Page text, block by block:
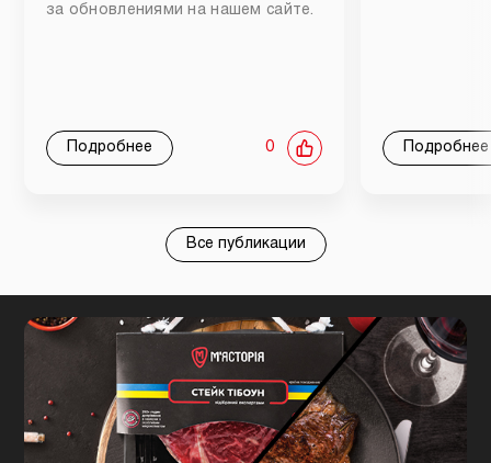
за обновлениями на нашем сайте.
Подробнее 0 Подробнее
Все публикации